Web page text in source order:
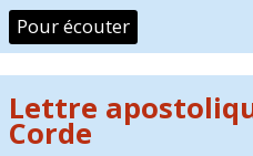
Pour écouter
Lettre
Corde